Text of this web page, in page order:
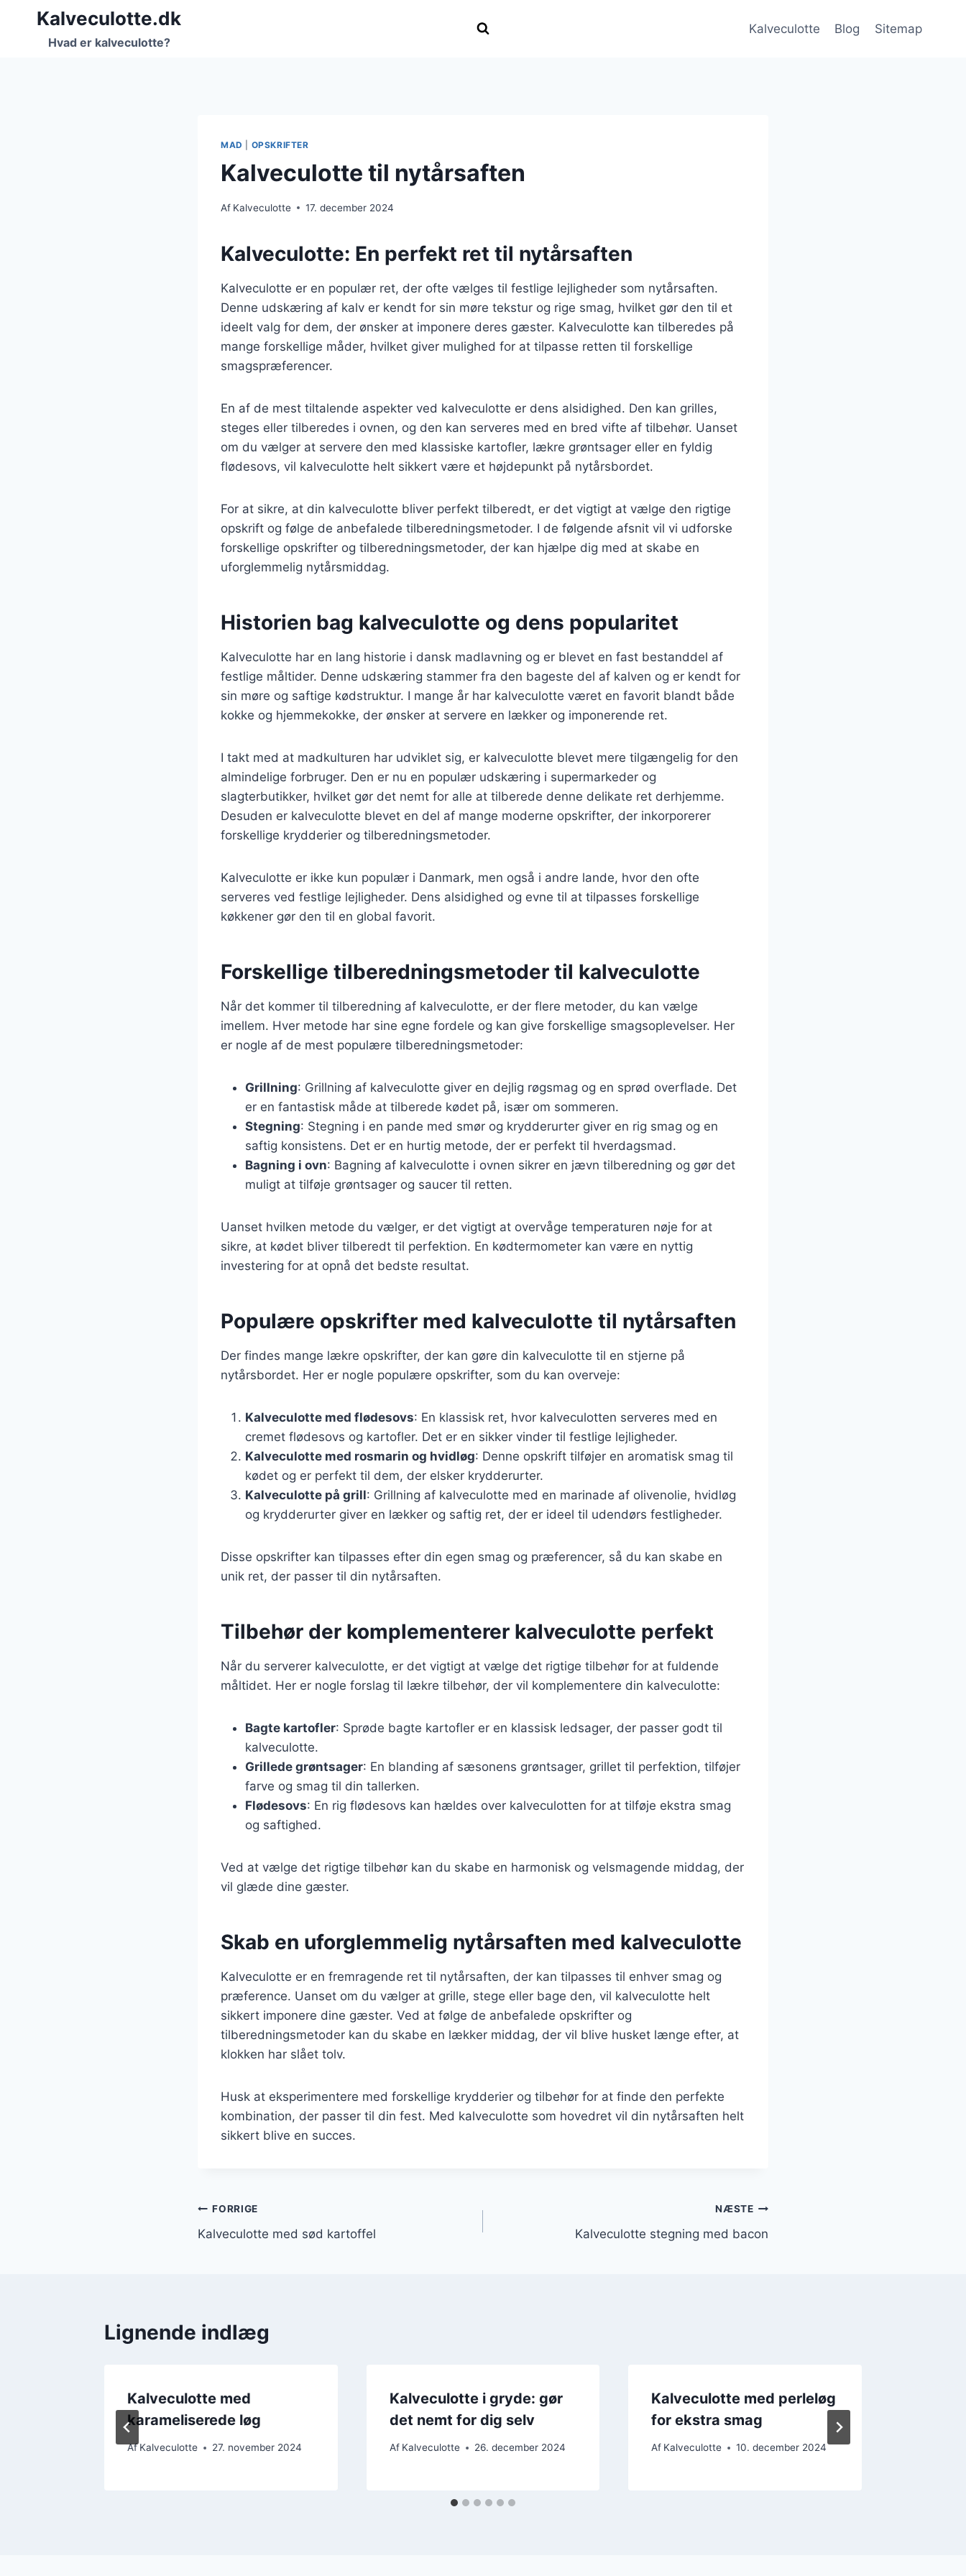
FortsætKalveculotte.dk
Hvad er kalveculotte?
Kalveculotte Blog Sitemap
MAD OPSKRIFTER
Kalveculotte til nytårsaften
Af Kalveculotte 17. december 2024
Kalveculotte: En perfekt ret til nytårsaften
Kalveculotte er en populær ret, der ofte vælges til festlige lejligheder som nytårsaften.
Denne udskæring af kalv er kendt for sin møre tekstur og rige smag, hvilket gør den til et
ideelt valg for dem, der ønsker at imponere deres gæster. Kalveculotte kan tilberedes på
mange forskellige måder, hvilket giver mulighed for at tilpasse retten til forskellige
smagspræferencer.
En af de mest tiltalende aspekter ved kalveculotte er dens alsidighed. Den kan grilles,
steges eller tilberedes i ovnen, og den kan serveres med en bred vifte af tilbehør. Uanset
om du vælger at servere den med klassiske kartofler, lækre grøntsager eller en fyldig
flødesovs, vil kalveculotte helt sikkert være et højdepunkt på nytårsbordet.
For at sikre, at din kalveculotte bliver perfekt tilberedt, er det vigtigt at vælge den rigtige
opskrift og følge de anbefalede tilberedningsmetoder. I de følgende afsnit vil vi udforske
forskellige opskrifter og tilberedningsmetoder, der kan hjælpe dig med at skabe en
uforglemmelig nytårsmiddag.
Historien bag kalveculotte og dens popularitet
Kalveculotte har en lang historie i dansk madlavning og er blevet en fast bestanddel af
festlige måltider. Denne udskæring stammer fra den bageste del af kalven og er kendt for
sin møre og saftige kødstruktur. I mange år har kalveculotte været en favorit blandt både
kokke og hjemmekokke, der ønsker at servere en lækker og imponerende ret.
I takt med at madkulturen har udviklet sig, er kalveculotte blevet mere tilgængelig for den
almindelige forbruger. Den er nu en populær udskæring i supermarkeder og
slagterbutikker, hvilket gør det nemt for alle at tilberede denne delikate ret derhjemme.
Desuden er kalveculotte blevet en del af mange moderne opskrifter, der inkorporerer
forskellige krydderier og tilberedningsmetoder.
Kalveculotte er ikke kun populær i Danmark, men også i andre lande, hvor den ofte
serveres ved festlige lejligheder. Dens alsidighed og evne til at tilpasses forskellige
køkkener gør den til en global favorit.
Forskellige tilberedningsmetoder til kalveculotte
Når det kommer til tilberedning af kalveculotte, er der flere metoder, du kan vælge
imellem. Hver metode har sine egne fordele og kan give forskellige smagsoplevelser. Her
er nogle af de mest populære tilberedningsmetoder:
Grillning: Grillning af kalveculotte giver en dejlig røgsmag og en sprød overflade. Det
er en fantastisk måde at tilberede kødet på, især om sommeren.
Stegning: Stegning i en pande med smør og krydderurter giver en rig smag og en
saftig konsistens. Det er en hurtig metode, der er perfekt til hverdagsmad.
Bagning i ovn: Bagning af kalveculotte i ovnen sikrer en jævn tilberedning og gør det
muligt at tilføje grøntsager og saucer til retten.
Uanset hvilken metode du vælger, er det vigtigt at overvåge temperaturen nøje for at
sikre, at kødet bliver tilberedt til perfektion. En kødtermometer kan være en nyttig
investering for at opnå det bedste resultat.
Populære opskrifter med kalveculotte til nytårsaften
Der findes mange lækre opskrifter, der kan gøre din kalveculotte til en stjerne på
nytårsbordet. Her er nogle populære opskrifter, som du kan overveje:
Kalveculotte med flødesovs: En klassisk ret, hvor kalveculotten serveres med en
cremet flødesovs og kartofler. Det er en sikker vinder til festlige lejligheder.
Kalveculotte med rosmarin og hvidløg: Denne opskrift tilføjer en aromatisk smag til
kødet og er perfekt til dem, der elsker krydderurter.
Kalveculotte på grill: Grillning af kalveculotte med en marinade af olivenolie, hvidløg
og krydderurter giver en lækker og saftig ret, der er ideel til udendørs festligheder.
Disse opskrifter kan tilpasses efter din egen smag og præferencer, så du kan skabe en
unik ret, der passer til din nytårsaften.
Tilbehør der komplementerer kalveculotte perfekt
Når du serverer kalveculotte, er det vigtigt at vælge det rigtige tilbehør for at fuldende
måltidet. Her er nogle forslag til lækre tilbehør, der vil komplementere din kalveculotte:
Bagte kartofler: Sprøde bagte kartofler er en klassisk ledsager, der passer godt til
kalveculotte.
Grillede grøntsager: En blanding af sæsonens grøntsager, grillet til perfektion, tilføjer
farve og smag til din tallerken.
Flødesovs: En rig flødesovs kan hældes over kalveculotten for at tilføje ekstra smag
og saftighed.
Ved at vælge det rigtige tilbehør kan du skabe en harmonisk og velsmagende middag, der
vil glæde dine gæster.
Skab en uforglemmelig nytårsaften med kalveculotte
Kalveculotte er en fremragende ret til nytårsaften, der kan tilpasses til enhver smag og
præference. Uanset om du vælger at grille, stege eller bage den, vil kalveculotte helt
sikkert imponere dine gæster. Ved at følge de anbefalede opskrifter og
tilberedningsmetoder kan du skabe en lækker middag, der vil blive husket længe efter, at
klokken har slået tolv.
Husk at eksperimentere med forskellige krydderier og tilbehør for at finde den perfekte
kombination, der passer til din fest. Med kalveculotte som hovedret vil din nytårsaften helt
sikkert blive en succes.
Indlægsnavigation
FORRIGE
Kalveculotte med sød kartoffel
NÆSTE
Kalveculotte stegning med bacon
Lignende indlæg
Kalveculotte med
karameliserede løg
Af Kalveculotte 27. november 2024
Kalveculotte i gryde: gør
det nemt for dig selv
Af Kalveculotte 26. december 2024
Kalveculotte med perleløg
for ekstra smag
Af Kalveculotte 10. december 2024